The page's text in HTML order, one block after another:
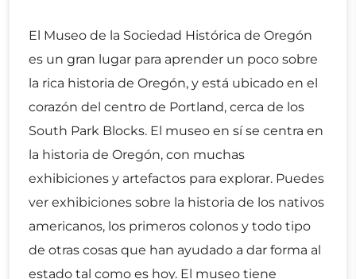
El Museo de la Sociedad Histórica de Oregón
es un gran lugar para aprender un poco sobre
la rica historia de Oregón, y está ubicado en el
corazón del centro de Portland, cerca de los
South Park Blocks. El museo en sí se centra en
la historia de Oregón, con muchas
exhibiciones y artefactos para explorar. Puedes
ver exhibiciones sobre la historia de los nativos
americanos, los primeros colonos y todo tipo
de otras cosas que han ayudado a dar forma al
estado tal como es hoy. El museo tiene